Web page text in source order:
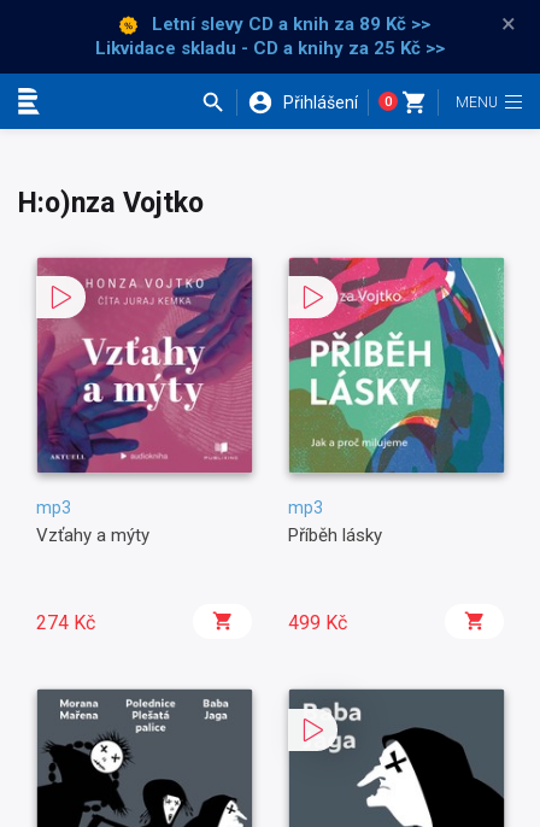
Letní slevy CD a knih za 89 Kč >>
Likvidace skladu - CD a knihy za 25 Kč >>
×
Přihlášení 0
H:o)nza Vojtko
mp3
Vzťahy a mýty
274 Kč
mp3
Příběh lásky
499 Kč